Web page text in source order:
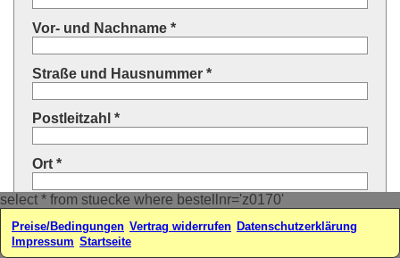
select * from stuecke where bestellnr='z0170'
Vor- und Nachname *
Straße und Hausnummer *
Postleitzahl *
Ort *
Land * (auswählen oder eintragen)
Ihre E-Mail-Adresse*
Preise/Bedingungen Vertrag widerrufen Datenschutzerklärung
Impressum Startseite